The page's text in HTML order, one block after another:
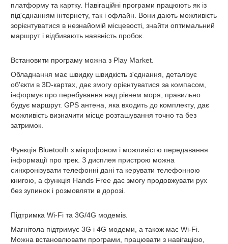
платформу та картку. Навігаційні програми працюють як із
під'єднанням інтернету, так і офлайн. Вони дають можливість
зорієнтуватися в незнайомій місцевості, знайти оптимальний
маршрут і відбивають наявність пробок.
Встановити програму можна з Play Market.
Обладнання має швидку швидкість з'єднання, деталізує
об'єкти в 3D-картах, дає змогу орієнтуватися за компасом,
інформує про перебування над рівнем моря, правильно
будує маршрут. GPS антена, яка входить до комплекту, дає
можливість визначити місце розташування точно та без
затримок.
Функція Bluetoolh з мікрофоном і можливістю передавання
інформації про трек. З дисплея пристрою можна
синхронізувати телефонні дані та керувати телефонною
книгою, а функція Hands Free дає змогу продовжувати рух
без зупинок і розмовляти в дорозі.
Підтримка Wi-Fi та 3G/4G модемів.
Магнітола підтримує 3G і 4G модеми, а також має Wi-Fi.
Можна встановлювати програми, працювати з навігацією,